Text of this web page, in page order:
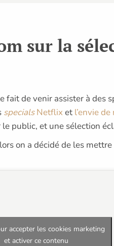
sur la
fait de venir assister à des
specialsNetflix et l’envie
public, et une sélection
on a décidé de les
accepter les cookies marketing
et activer ce contenu